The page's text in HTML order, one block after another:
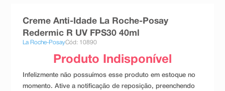
Creme Anti-Idade La Roche-Posay
Redermic R UV FPS30 40ml
La Roche-PosayCód: 10890
esmalte
10ºabsorvente